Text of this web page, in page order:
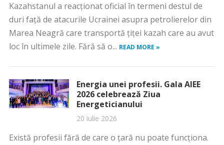
Kazahstanul a reacționat oficial în termeni destul de
duri față de atacurile Ucrainei asupra petrolierelor din
Marea Neagră care transportă țiței kazah care au avut
loc în ultimele zile. Fără să o... READ MORE »
Energia unei profesii. Gala AIEE
2026 celebrează Ziua
Energeticianului
20 iulie 2026
Există profesii fără de care o țară nu poate funcționa.